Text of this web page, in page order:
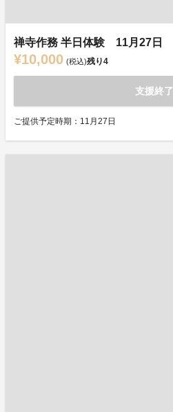
禅寺作務 半日体験 11月27日
¥10,000 (税込)残り4
支援終了
ご提供予定時期：11月27日